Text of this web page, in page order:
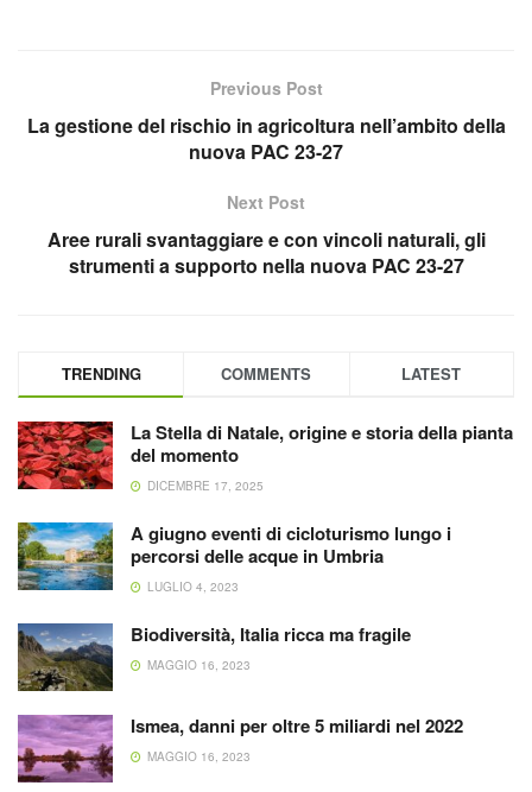
Previous Post
La gestione del rischio in agricoltura nell’ambito della
nuova PAC 23-27
Next Post
Aree rurali svantaggiare e con vincoli naturali, gli
strumenti a supporto nella nuova PAC 23-27
TRENDING COMMENTS LATEST
La Stella di Natale, origine e storia della pianta
del momento
DICEMBRE 17, 2025
A giugno eventi di cicloturismo lungo i
percorsi delle acque in Umbria
LUGLIO 4, 2023
Biodiversità, Italia ricca ma fragile
MAGGIO 16, 2023
Ismea, danni per oltre 5 miliardi nel 2022
MAGGIO 16, 2023